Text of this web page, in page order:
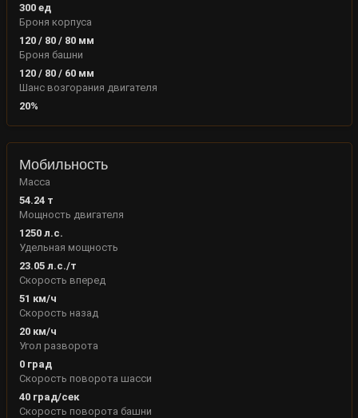
300ед
Броня корпуса
120/ 80/ 80мм
Броня башни
120 / 80 / 60 мм
Шанс возгорания двигателя
20%
Мобильность
Масса
54.24т
Мощность двигателя
1250л.с.
Удельная мощность
23.05л.с./т
Скорость вперед
51 км/ч
Скорость назад
20км/ч
Угол разворота
0град
Скорость поворота шасси
40град/сек
Скорость поворота башни